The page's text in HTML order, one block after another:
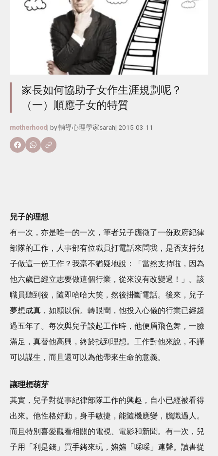
家長如何協助子女作生涯規劃呢？
（一）順應子女的特質
motherhood| by輔導心理學家sarah| 2015-03-11
兒子的理想
有一次，亦是唯一的一次，筆者兒子應徵了一份政府紀律
部隊的工作，人事部有位職員打電話來問我，是否支持兒
子做這一份工作？我毫不猶疑地說：「當然支持啦，因為
他六歲已經立志要做這個行業，從來沒有改變過！」。該
職員聽到後，隨即哈哈大笑，然後掛斷電話。後來，兒子
夢想成真，如願以償。轉眼間，他投入心儀的行業已經超
過五年了。每次與兒子談起工作時，他便眉飛色舞，一臉
滿足，真替他高興，終於找到理想。工作對他來說，不謹
可以謀生，而且還可以為他帶來生命的意義。
讓理想萌芽
其實，兒子對從事紀律部隊工作的興趣，自小已經被看得
出來。他性格好動，身手敏捷，能隨機應變，膽識過人。
而且特別喜愛觀看相關的電視、電影和新聞。有一次，兒
子用「利是錢」買手銬來玩，嫲嫲「啋啋」連聲。讀書從